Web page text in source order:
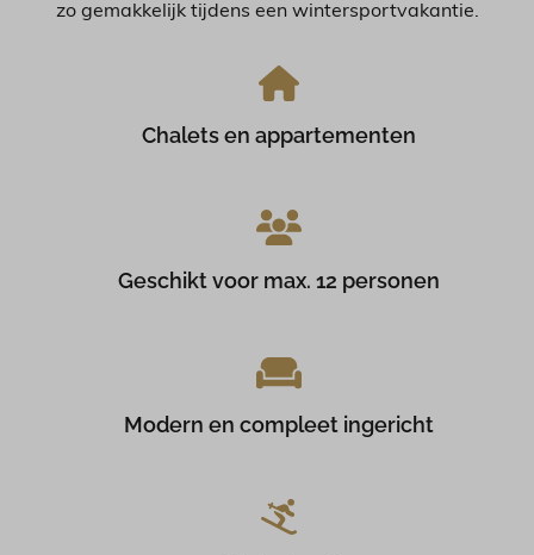
zo gemakkelijk tijdens een wintersportvakantie.
Chalets en appartementen
Geschikt voor max. 12 personen
Modern en compleet ingericht